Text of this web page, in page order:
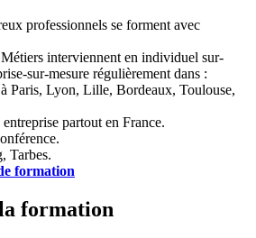
professionnels se forment avec
interviennent en individuel sur-
sur-mesure régulièrement dans :
à Paris, Lyon, Lille, Bordeaux, Toulouse,
partout en France.
Tarbes.
formation
formation